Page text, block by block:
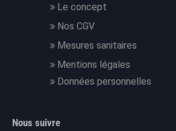
Le concept
Nos CGV
Mesures sanitaires
Mentions légales
Données personnelles
Nous suivre